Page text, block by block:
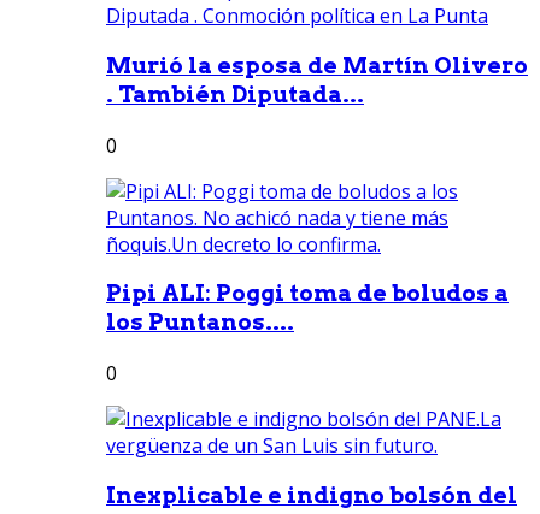
Murió la esposa de Martín Olivero
. También Diputada...
0
Pipi ALI: Poggi toma de boludos a
los Puntanos....
0
Inexplicable e indigno bolsón del